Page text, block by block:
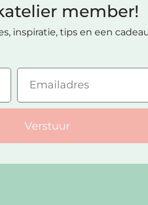
member!
inspiratie, tips en een
Verstuur